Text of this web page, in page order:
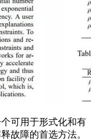
可用于形式化和有
故障的首选方法。